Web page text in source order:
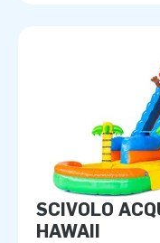
SCIVOLO
HAWAII